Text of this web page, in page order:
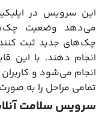
این سرویس در
می‌دهد وضعیت
چک‌های جدید ثبت
انجام دهند. با این
انجام می‌شود و
تمامی مراحل را به
سرویس سلامت